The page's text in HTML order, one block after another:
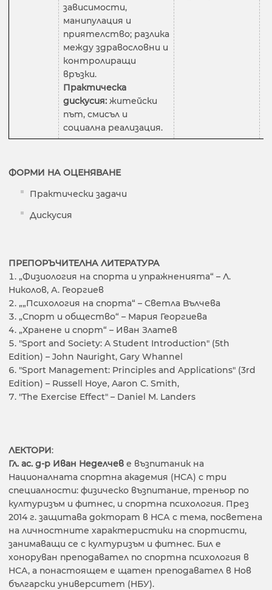
зависимости,
манипулация и
приятелство; разлика
между здравословни и
контролиращи
връзки.
Практическа
дискусия: житейски
път, смисъл и
социална реализация.
ФОРМИ НА ОЦЕНЯВАНЕ
Практически задачи
Дискусия
ПРЕПОРЪЧИТЕЛНА ЛИТЕРАТУРА
„Физиология на спорта и упражненията“ – Л.
Николов, А. Георгиев
„„Психология на спорта“ – Светла Вълчева
„Спорт и общество“ – Мария Георгиева
„Хранене и спорт“ – Иван Златев
"Sport and Society: A Student Introduction" (5th
Edition) – John Nauright, Gary Whannel
"Sport Management: Principles and Applications" (3rd
Edition) – Russell Hoye, Aaron C. Smith,
"The Exercise Effect" – Daniel M. Landers
ЛЕКТОРИ:
Гл. ас. д-р Иван Неделчев е възпитаник на
Националната спортна академия (НСА) с три
специалности: физическо възпитание, треньор по
културизъм и фитнес, и спортна психология. През
2014 г. защитава докторат в НСА с тема, посветена
на личностните характеристики на спортисти,
занимаващи се с културизъм и фитнес. Бил е
хоноруван преподавател по спортна психология в
НСА, а понастоящем е щатен преподавател в Нов
български университет (НБУ).